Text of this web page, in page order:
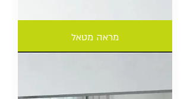
מראה מטאל